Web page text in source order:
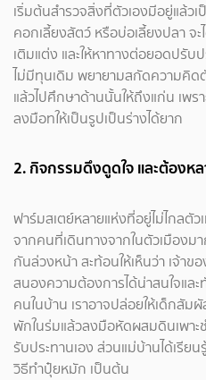
เริ่มต้นสำรวจสิ่งที่ตัวเองมีอยู่แล้ว
คอกเลี้ยงสัตว์ หรือบ่อเลี้ยงปลา จ
เติมแต่ง และให้หาทางต่อยอดปรั
ไม่มีทุนเดิม พยายามสกัดความคิด
แล้วไปศึกษาด้านนั้นให้ถึงแก่น เพร
ลงมือทให้เป็นรูปเป็นร่างได้ยาก
2. กิจกรรมดึงดูดใจ และต้องห
ฟาร์มสเตย์หลายแห่งที่อยู่ไม่ไกลตั
จากคนที่เดินทางจากในตัวเมือง
กันล่วงหน้า สะท้อนให้เห็นว่า เจ้า
สนองความต้องการได้น่าสนใจและ
คนในบ้าน เราอาจปล่อยให้เด็กสัม
พักในร่มแล้วลงมือหัดผสมดินเพา
รับประทานเอง ส่วนแม่บ้านได้เรีย
วิธีทำปุ๋ยหมัก เป็นต้น